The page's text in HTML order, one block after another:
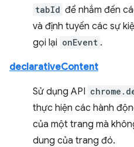
tabId để nhắm đến
và định tuyến các sự
gọi lại onEvent .
declarativeContent
Sử dụng API
thực hiện các hành
của một trang mà
dung của trang đó.